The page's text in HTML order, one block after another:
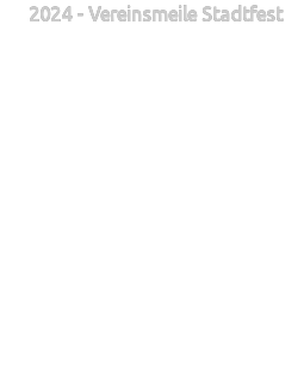
2024 - Vereinsmeile Stadtfest